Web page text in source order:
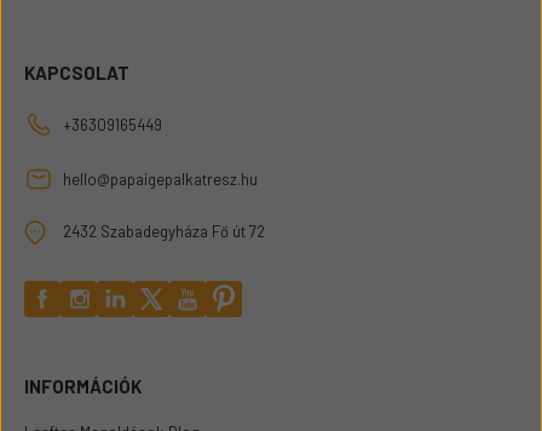
KAPCSOLAT
+36309165449
hello@papaigepalkatresz.hu
2432 Szabadegyháza Fő út 72
INFORMÁCIÓK